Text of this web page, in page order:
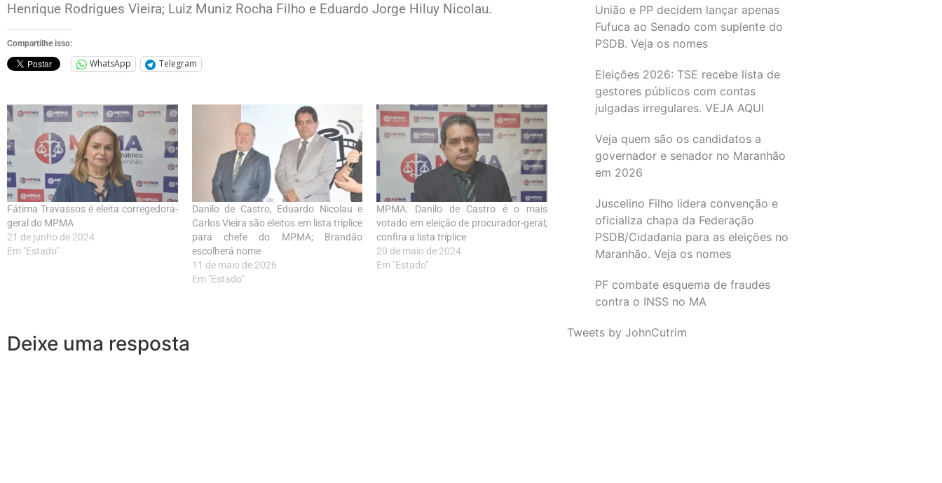
Henrique Rodrigues Vieira; Luiz Muniz Rocha Filho e Eduardo Jorge Hiluy Nicolau.
Compartilhe isso:
WhatsApp Telegram
Fátima Travassos é eleita corregedora-
geral do MPMA
21 de junho de 2024
Em "Estado"
Danilo de Castro, Eduardo Nicolau e
Carlos Vieira são eleitos em lista tríplice
para chefe do MPMA; Brandão
escolherá nome
11 de maio de 2026
Em "Estado"
MPMA: Danilo de Castro é o mais
votado em eleição de procurador-geral;
confira a lista tríplice
20 de maio de 2024
Em "Estado"
Deixe uma resposta
União e PP decidem lançar apenas
Fufuca ao Senado com suplente do
PSDB. Veja os nomes
Eleições 2026: TSE recebe lista de
gestores públicos com contas
julgadas irregulares. VEJA AQUI
Veja quem são os candidatos a
governador e senador no Maranhão
em 2026
Juscelino Filho lidera convenção e
oficializa chapa da Federação
PSDB/Cidadania para as eleições no
Maranhão. Veja os nomes
PF combate esquema de fraudes
contra o INSS no MA
Tweets by JohnCutrim